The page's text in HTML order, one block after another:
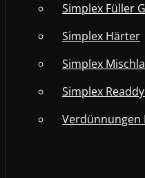
Simplex Füller
Simplex Härter
Simplex
Simplex
Verdünnungen